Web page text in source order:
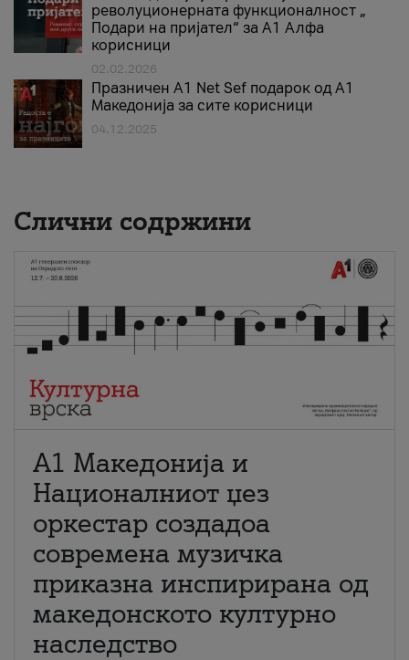
револуционерната функционалност „
Подари на пријател“ за А1 Алфа
корисници
02.02.2026
Празничен A1 Net Sеf подарок од А1
Македонија за сите корисници
04.12.2025
Слични содржини
А1 Македонија и
Националниот џез
оркестар создадоа
современа музичка
приказна инспирирана од
македонското културно
наследство